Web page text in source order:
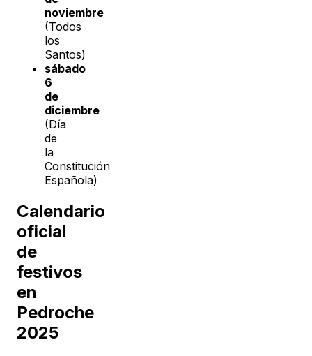
noviembre
(Todos
los
Santos)
sábado
6
de
diciembre
(Día
de
la
Constitución
Española)
Calendario
oficial
de
festivos
en
Pedroche
2025